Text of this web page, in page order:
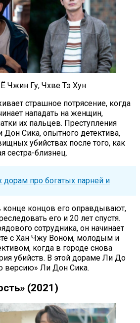
Чжин Гу, Чхве Тэ Хун
страшное потрясение, когда
нападать на женщин,
их пальцев. Преступления
Сика, опытного детектива,
убийствах после того, как
сестра-близнец.
дорам про богатых парней и
конце концов его оправдывают,
его и 20 лет спустя.
сотрудника, он начинает
с Хан Чжу Воном, молодым и
когда в городе снова
убийств. В этой дораме Ли До
версию» Ли Дон Сика.
(2021)